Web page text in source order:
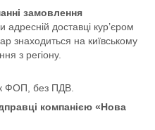
замовлення
доставці кур’єром
знаходиться на київському
з регіону.
ФОП, без ПДВ.
компанією «Нова